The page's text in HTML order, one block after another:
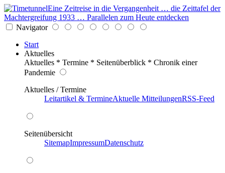
Eine Zeitreise in die Vergangenheit … die Zeittafel der
Machtergreifung 1933 … Parallelen zum Heute entdecken
Navigator
Start
Aktuelles
Aktuelles * Termine * Seitenüberblick * Chronik einer
Pandemie
Aktuelles / Termine
Leitartikel & TermineAktuelle MitteilungenRSS-Feed
Seitenübersicht
SitemapImpressumDatenschutz